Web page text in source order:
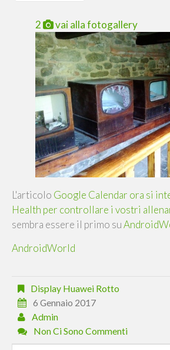
2 vai alla fotogallery
L'articolo Google Calendar ora si
Health per controllare i vostri
sembra essere il primo su
AndroidWorld
Display Huawei Rotto
6 Gennaio 2017
Admin
Non Ci Sono Commenti